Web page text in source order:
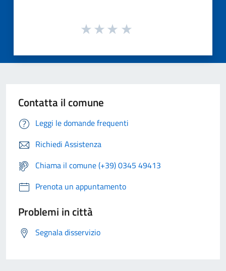
Contatta il comune
Leggi le domande frequenti
Richiedi Assistenza
Chiama il comune (+39) 0345 49413
Prenota un appuntamento
Problemi in città
Segnala disservizio